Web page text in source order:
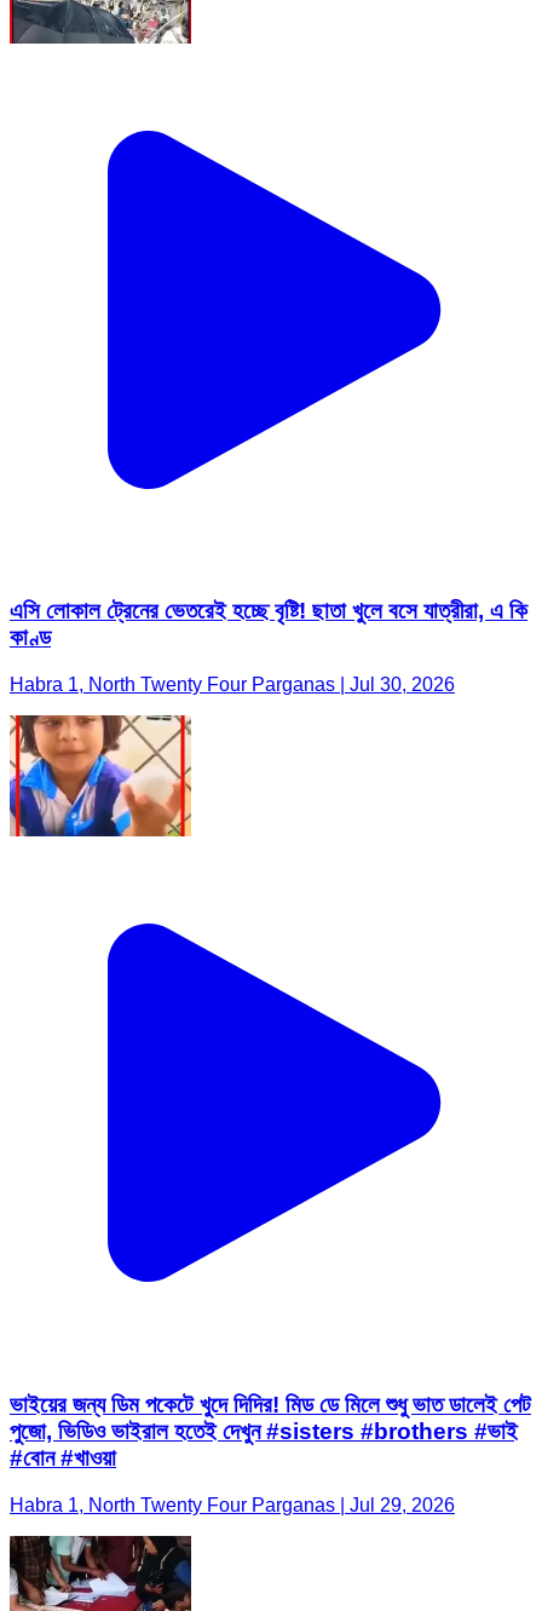
এসি লোকাল ট্রেনের ভেতরেই হচ্ছে বৃষ্টি! ছাতা খুলে বসে যাত্রীরা, এ কি
কাণ্ড
Habra 1, North Twenty Four Parganas | Jul 30, 2026
ভাইয়ের জন্য ডিম পকেটে খুদে দিদির! মিড ডে মিলে শুধু ভাত ডালেই পেট
পুজো, ভিডিও ভাইরাল হতেই দেখুন #sisters #brothers #ভাই
#বোন #খাওয়া
Habra 1, North Twenty Four Parganas | Jul 29, 2026